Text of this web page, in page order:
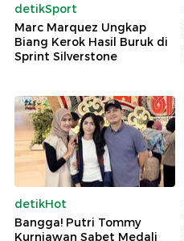
detikSport
Marc Marquez Ungkap
Biang Kerok Hasil Buruk di
Sprint Silverstone
detikHot
Bangga! Putri Tommy
Kurniawan Sabet Medali